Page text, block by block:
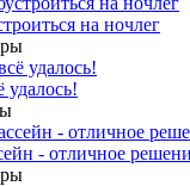
на ночлег
- отличное